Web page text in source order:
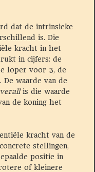
dat de intrinsieke
is. Die
kracht in het
in cijfers: de
loper voor 3, de
waarde van de
is die waarde
de koning het
kracht van de
stellingen,
positie in
of kleinere